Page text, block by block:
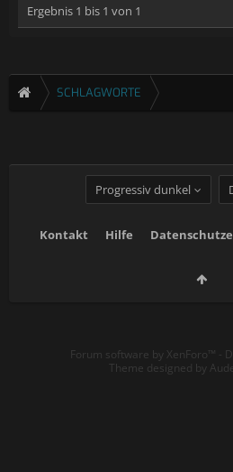
Ergebnis 1 bis 1 von 1
SCHLAGWORTE
Progressiv dunkel
Kontakt Hilfe
Forum software by XenForo™ -
Theme designed by